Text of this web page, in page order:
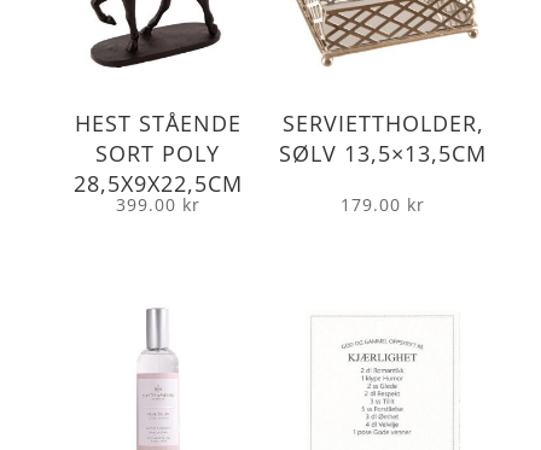
HEST STÅENDE
SORT POLY
28,5X9X22,5CM
399.00 kr
SERVIETTHOLDER,
SØLV 13,5×13,5CM
179.00 kr